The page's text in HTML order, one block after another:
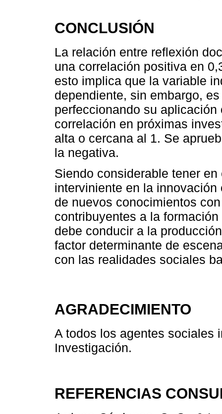
CONCLUSIÓN
La relación entre reflexión
una correlación positiva en
esto implica que la variable
dependiente, sin embargo,
perfeccionando su
correlación en próximas
alta o cercana al 1. Se
la negativa.
Siendo considerable tener
interviniente en la
de nuevos conocimientos
contribuyentes a la
debe conducir a la
factor determinante de
con las realidades sociales
AGRADECIMIENTO
A todos los agentes sociales
Investigación.
REFERENCIAS